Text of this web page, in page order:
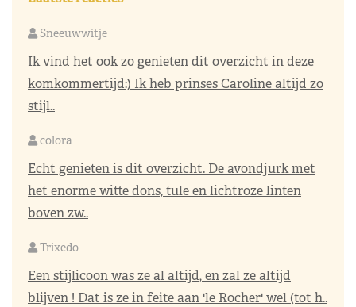
Sneeuwwitje
Ik vind het ook zo genieten dit overzicht in deze
komkommertijd:) Ik heb prinses Caroline altijd zo
stijl..
colora
Echt genieten is dit overzicht. De avondjurk met
het enorme witte dons, tule en lichtroze linten
boven zw..
Trixedo
Een stijlicoon was ze al altijd, en zal ze altijd
blijven ! Dat is ze in feite aan 'le Rocher' wel (tot h..